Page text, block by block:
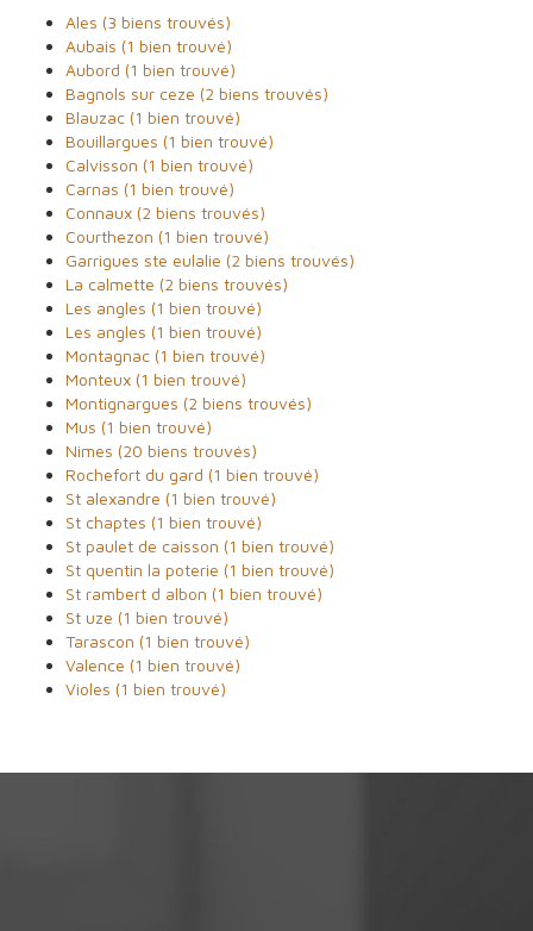
Ales (3 biens trouvés)
Aubais (1 bien trouvé)
Aubord (1 bien trouvé)
Bagnols sur ceze (2 biens trouvés)
Blauzac (1 bien trouvé)
Bouillargues (1 bien trouvé)
Calvisson (1 bien trouvé)
Carnas (1 bien trouvé)
Connaux (2 biens trouvés)
Courthezon (1 bien trouvé)
Garrigues ste eulalie (2 biens trouvés)
La calmette (2 biens trouvés)
Les angles (1 bien trouvé)
Les angles (1 bien trouvé)
Montagnac (1 bien trouvé)
Monteux (1 bien trouvé)
Montignargues (2 biens trouvés)
Mus (1 bien trouvé)
Nimes (20 biens trouvés)
Rochefort du gard (1 bien trouvé)
St alexandre (1 bien trouvé)
St chaptes (1 bien trouvé)
St paulet de caisson (1 bien trouvé)
St quentin la poterie (1 bien trouvé)
St rambert d albon (1 bien trouvé)
St uze (1 bien trouvé)
Tarascon (1 bien trouvé)
Valence (1 bien trouvé)
Violes (1 bien trouvé)